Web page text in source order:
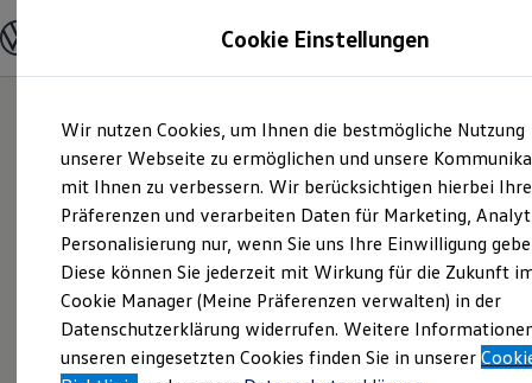
Hauptinhalt
springen
Footer
springen
Modelle und Konfigurator
Modelle vergleichen
Elektroautos
ENERGY Sondermodelle
Nutzfahrzeuge
SUV und CUV
Familienautos
Kombis
Kompaktwagen
Sportwagen
Schnell verfügbare Fahrzeuge
Angebote und Produkte
Aktuelle Angebote
E-Auto-Förderung
Cookie Einstellungen
Wir nutzen Cookies, um Ihnen die bestmögliche Nutzung
unserer Webseite zu ermöglichen und unsere
mit Ihnen zu verbessern. Wir berücksichtigen hierbei Ihre
Präferenzen und verarbeiten Daten für Marketing,
Personalisierung nur, wenn Sie uns Ihre Einwilligung
Diese können Sie jederzeit mit Wirkung für die Zukunft
Cookie Manager (Meine Präferenzen verwalten) in der
Datenschutzerklärung widerrufen. Weitere
unseren eingesetzten Cookies finden Sie in unserer